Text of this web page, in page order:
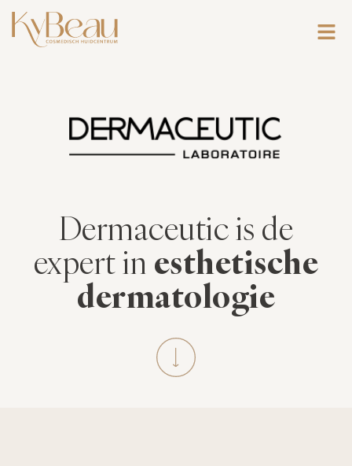
Dermaceutic is de
expert in esthetische
dermatologie